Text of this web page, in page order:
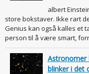
albert
store bokstaver. Ikke rart
Genius kan også kalles et
person til å være smart,
Astronomer
blinker i det